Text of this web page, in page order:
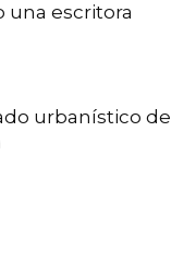
una escritora
urbanístico de